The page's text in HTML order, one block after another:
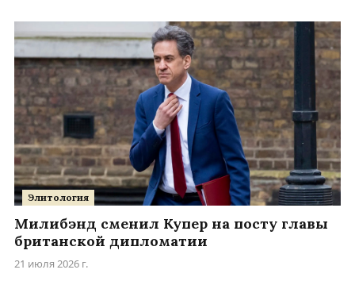
Элитология
Милибэнд сменил Купер на посту главы
британской дипломатии
21 июля 2026 г.